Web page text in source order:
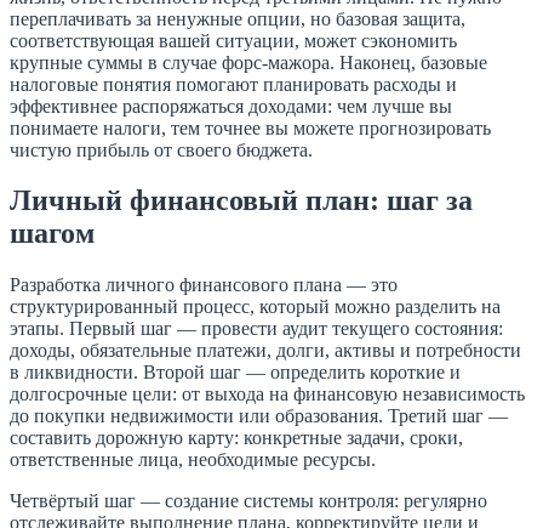
переплачивать за ненужные опции, но базовая защита,
соответствующая вашей ситуации, может сэкономить
крупные суммы в случае форс-мажора. Наконец, базовые
налоговые понятия помогают планировать расходы и
эффективнее распоряжаться доходами: чем лучше вы
понимаете налоги, тем точнее вы можете прогнозировать
чистую прибыль от своего бюджета.
Личный финансовый план: шаг за
шагом
Разработка личного финансового плана — это
структурированный процесс, который можно разделить на
этапы. Первый шаг — провести аудит текущего состояния:
доходы, обязательные платежи, долги, активы и потребности
в ликвидности. Второй шаг — определить короткие и
долгосрочные цели: от выхода на финансовую независимость
до покупки недвижимости или образования. Третий шаг —
составить дорожную карту: конкретные задачи, сроки,
ответственные лица, необходимые ресурсы.
Четвёртый шаг — создание системы контроля: регулярно
отслеживайте выполнение плана, корректируйте цели и